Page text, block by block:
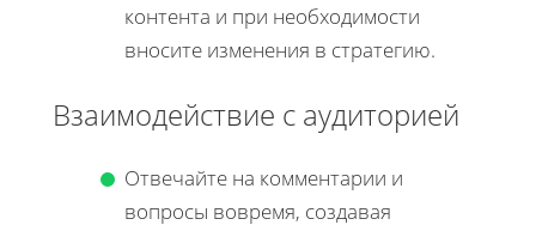
контента и при необходимости
вносите изменения в стратегию.
Взаимодействие с аудиторией
Отвечайте на комментарии и
вопросы вовремя, создавая